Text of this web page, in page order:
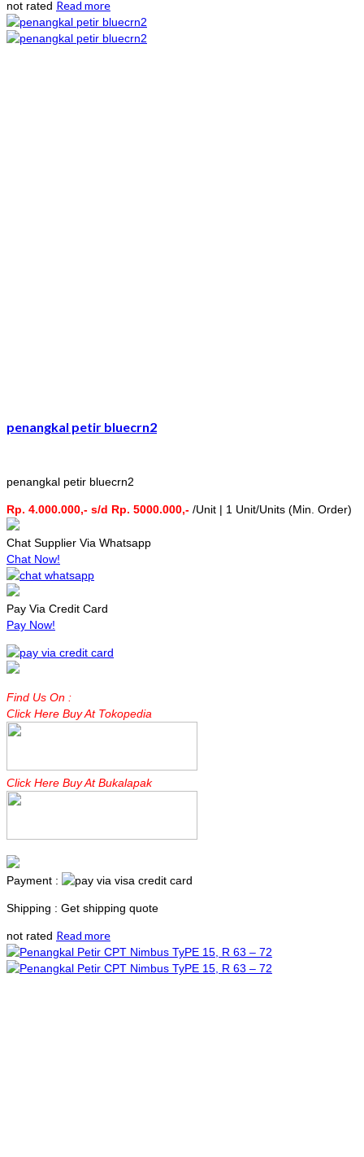
not rated Read more
penangkal petir bluecrn2
penangkal petir bluecrn2
Rp. 4.000.000,- s/d Rp. 5000.000,- /Unit | 1 Unit/Units (Min. Order)
Chat Supplier Via Whatsapp
Chat Now!
Pay Via Credit Card
Pay Now!
Find Us On :
Click Here Buy At Tokopedia
Click Here Buy At Bukalapak
Payment :
Shipping : Get shipping quote
not rated Read more